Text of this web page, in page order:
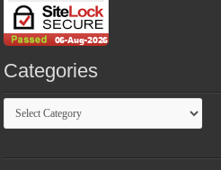
Categories
Categories